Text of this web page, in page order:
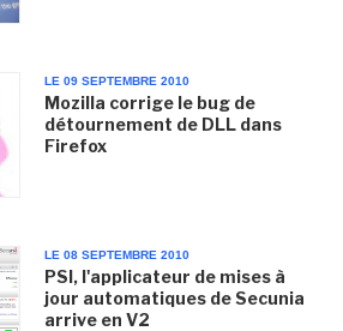
LE 09 SEPTEMBRE 2010
Mozilla corrige le bug de
détournement de DLL dans
Firefox
LE 08 SEPTEMBRE 2010
PSI, l'applicateur de mises à
jour automatiques de Secunia
arrive en V2